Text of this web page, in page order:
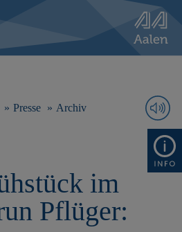
Presse
Archiv
im
Pflüger: